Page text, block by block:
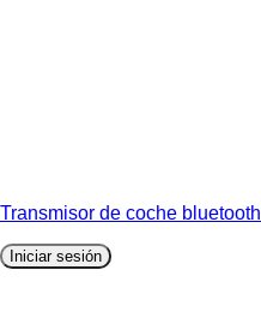
Transmisor de coche
Iniciar sesión